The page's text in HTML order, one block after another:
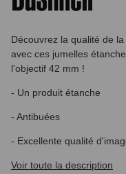
Découvrez la qualité de
avec ces jumelles
l'objectif 42 mm !
- Un produit étanche
- Antibuées
- Excellente qualité
Voir toute la description